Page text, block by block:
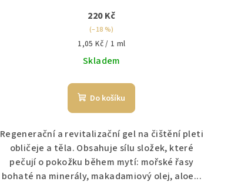
220 Kč
(–18 %)
Měrná
cena:
1,05 Kč / 1 ml
Skladem
Do košíku
Regenerační a revitalizační gel na čištění pleti
obličeje a těla. Obsahuje sílu složek, které
pečují o pokožku během mytí: mořské řasy
bohaté na minerály, makadamiový olej, aloe...